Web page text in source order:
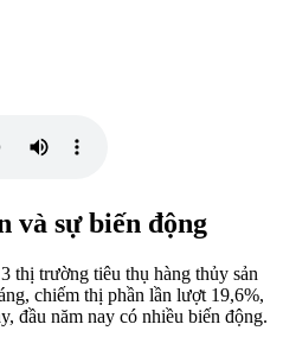
và sự biến động
thị trường tiêu thụ hàng thủy sản
chiếm thị phần lần lượt 19,6%,
đầu năm nay có nhiều biến động.